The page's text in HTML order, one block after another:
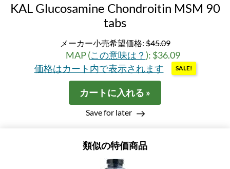
KAL Glucosamine Chondroitin MSM 90
tabs
メーカー小売希望価格:$45.09
MAP (この意味は？ ): $36.09
価格はカート内で表示されます
SALE!
カートに入れる »
Save for later
類似の特価商品